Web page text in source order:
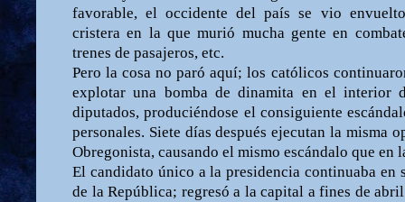
favorable, el occidente del país se vio
cristera en la que murió mucha gente en
trenes de pasajeros, etc.
Pero la cosa no paró aquí; los católicos
explotar una bomba de dinamita en el interior
diputados, produciéndose el consiguiente
personales. Siete días después ejecutan la misma
Obregonista, causando el mismo escándalo que en
El candidato único a la presidencia continuaba
de la República; regresó a la capital a fines de